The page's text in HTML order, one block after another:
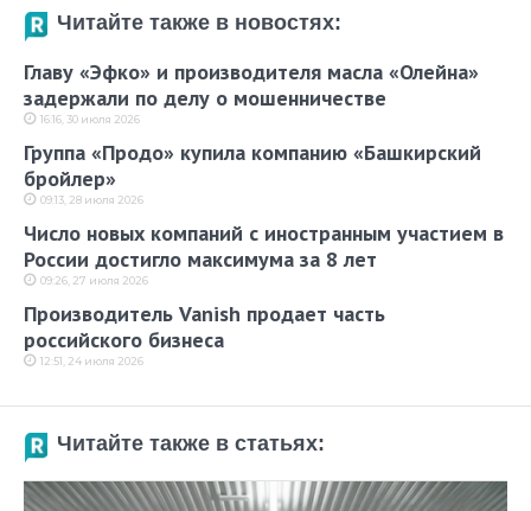
Читайте также в новостях:
Главу «Эфко» и производителя масла «Олейна»
задержали по делу о мошенничестве
16:16, 30 июля 2026
Группа «Продо» купила компанию «Башкирский
бройлер»
09:13, 28 июля 2026
Число новых компаний с иностранным участием в
России достигло максимума за 8 лет
09:26, 27 июля 2026
Производитель Vanish продает часть
российского бизнеса
12:51, 24 июля 2026
Читайте также в статьях: